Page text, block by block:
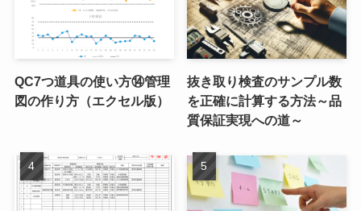
QC7つ道具の使い方⑭管理
図の作り方（エクセル版）
抜き取り検査のサンプル数
を正確に計算する方法～品
質保証実現への道～